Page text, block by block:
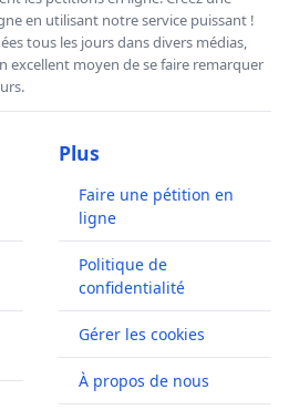
en utilisant notre service puissant !
tous les jours dans divers médias,
excellent moyen de se faire remarquer
Plus
Faire une pétition en
ligne
Politique de
confidentialité
Gérer les cookies
À propos de nous